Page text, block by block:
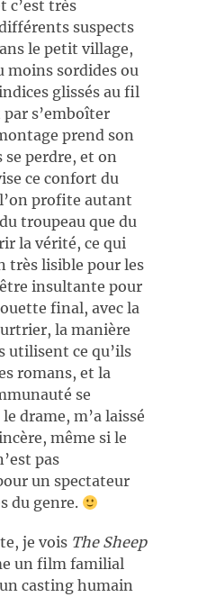
c’est très
suspects
le petit village,
moins sordides ou
glissés au fil
s’emboîter
prend son
se perdre, et on
ce confort du
profite autant
troupeau que du
la vérité, ce qui
très lisible pour les
insultante pour
final, avec la
la manière
utilisent ce qu’ils
romans, et la
se
drame, m’a laissé
même si le
pas
un spectateur
du genre.
je vois The Sheep
un film familial
casting humain